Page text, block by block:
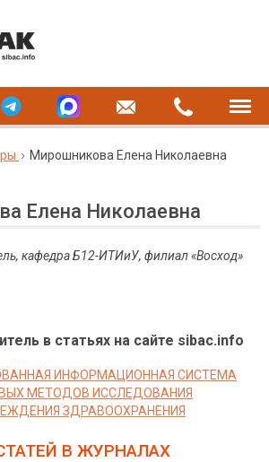
Мирошникова Елена Николаевна
Елена Николаевна
кафедра Б12-ИТИиУ, филиал «Восход»
в статьях на сайте sibac.info
ИНФОРМАЦИОННАЯ СИСТЕМА
МЕТОДОВ ИССЛЕДОВАНИЯ
ЗДРАВООХРАНЕНИЯ
В ЖУРНАЛАХ